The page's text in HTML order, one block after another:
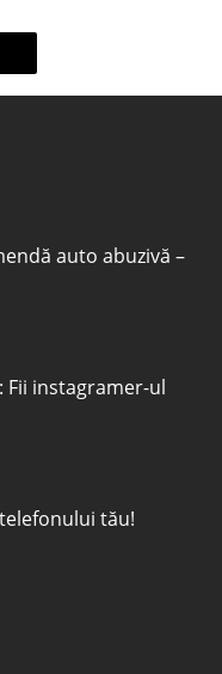
auto abuzivă –
Fii instagramer-ul
tău!